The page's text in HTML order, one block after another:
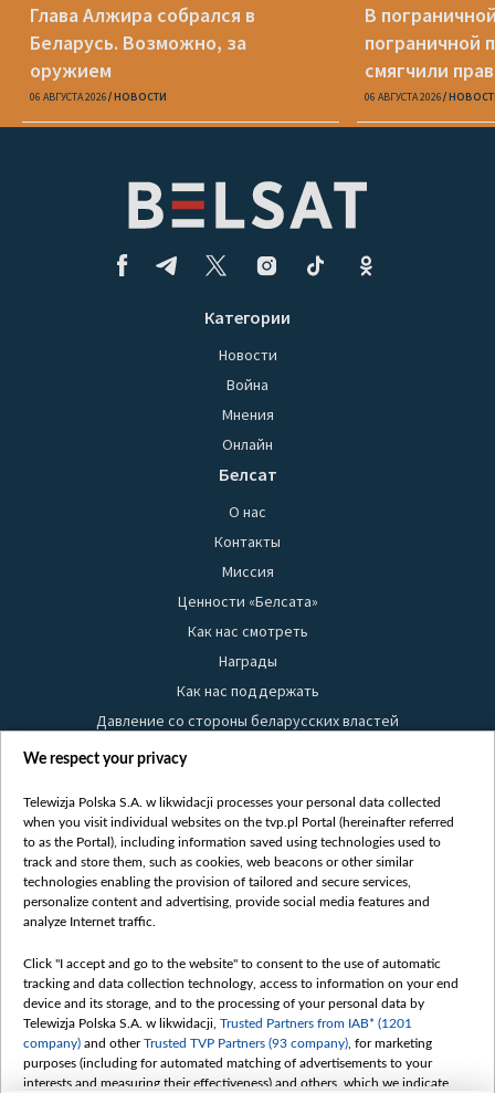
Глава Алжира собрался в
Беларусь. Возможно, за
оружием
06 АВГУСТА 2026 НОВОСТИ
В
пограничной
смягчили
06 АВГУСТА 2026
Категории
Новости
Война
Мнения
Онлайн
Белсат
О нас
Контакты
Миссия
Ценности «Белсата»
Как нас смотреть
Награды
Как нас поддержать
Давление со стороны беларусских властей
Правила использования материалов
Безопасность
Youtube
Белсат news
Белсат Life
Belsat English
Biełsat PL
Белсат Now
Белсат Shorts
Белсат History
We respect your privacy
Telewizja Polska S.A. w likwidacji processes your personal data collected
when you visit individual websites on the tvp.pl Portal (hereinafter referred
to as the Portal), including information saved using technologies used to
track and store them, such as cookies, web beacons or other similar
technologies enabling the provision of tailored and secure services,
personalize content and advertising, provide social media features and
analyze Internet traffic.
Click "I accept and go to the website" to consent to the use of automatic
tracking and data collection technology, access to information on your end
device and its storage, and to the processing of your personal data by
Telewizja Polska S.A. w likwidacji, Trusted Partners from IAB* (1201
company) and otherTrusted TVP Partners (93 company) , for marketing
purposes (including for automated matching of advertisements to your
interests and measuring their effectiveness) and others, which we indicate